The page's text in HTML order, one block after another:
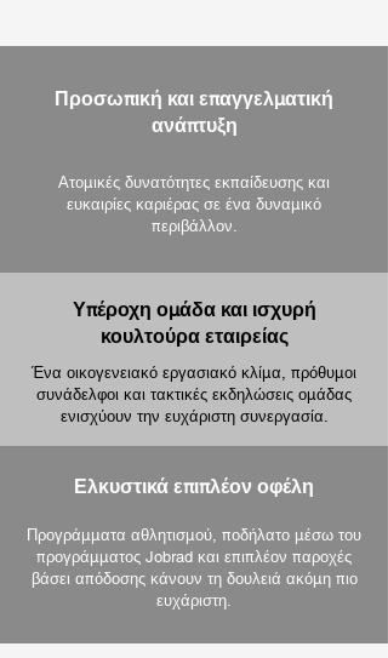
Προσωπική και επαγγελματική
ανάπτυξη
Ατομικές δυνατότητες εκπαίδευσης και
ευκαιρίες καριέρας σε ένα δυναμικό
περιβάλλον.
Υπέροχη ομάδα και ισχυρή
κουλτούρα εταιρείας
Ένα οικογενειακό εργασιακό κλίμα, πρόθυμοι
συνάδελφοι και τακτικές εκδηλώσεις ομάδας
ενισχύουν την ευχάριστη συνεργασία.
Ελκυστικά επιπλέον οφέλη
Προγράμματα αθλητισμού, ποδήλατο μέσω του
προγράμματος Jobrad και επιπλέον παροχές
βάσει απόδοσης κάνουν τη δουλειά ακόμη πιο
ευχάριστη.